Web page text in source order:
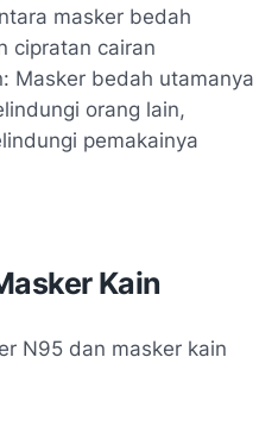
masker bedah
cipratan cairan
Masker bedah utamanya
orang lain,
pemakainya
Kain
N95 dan masker kain